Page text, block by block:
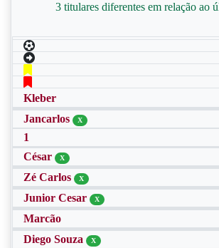
3 titulares diferentes em relação ao
Kleber
Jancarlos
X
1
César
X
Zé Carlos X
Junior Cesar X
Marcão
Diego Souza
X